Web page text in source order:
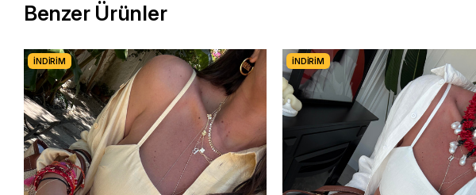
Benzer Ürünler
İNDIRIM İNDIRIM